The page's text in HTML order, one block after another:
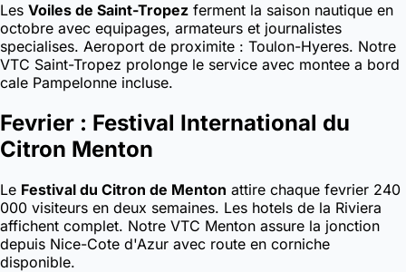
Les Voiles de Saint-Tropez ferment la saison nautique en
octobre avec equipages, armateurs et journalistes
specialises. Aeroport de proximite : Toulon-Hyeres. Notre
VTC Saint-Tropez prolonge le service avec montee a bord
cale Pampelonne incluse.
Fevrier : Festival International du
Citron Menton
Le Festival du Citron de Menton attire chaque fevrier 240
000 visiteurs en deux semaines. Les hotels de la Riviera
affichent complet. Notre VTC Menton assure la jonction
depuis Nice-Cote d'Azur avec route en corniche
disponible.